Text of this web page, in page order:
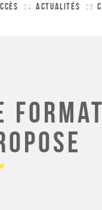
04 actualités 05